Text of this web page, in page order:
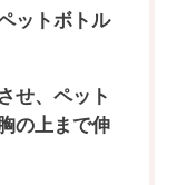
ットボトル
せ、ペット
の上まで伸